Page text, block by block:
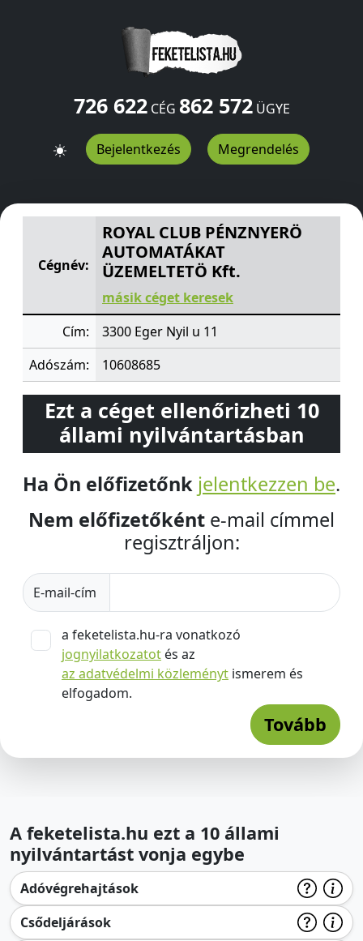
726 622CÉG 862 572ÜGYE
Bejelentkezés Megrendelés
ROYAL CLUB PÉNZNYERÖ AUTOMATÁKAT
Cégnév:
ROYAL CLUB PÉNZNYERÖ
AUTOMATÁKAT
ÜZEMELTETÖ Kft.
másik céget keresek
Cím:
3300 Eger Nyil u 11
Adószám:
10608685
Ezt a céget ellenőrizheti 10
állami nyilvántartásban
Ha Ön előfizetőnk jelentkezzen be.
Nem előfizetőként e-mail címmel
regisztráljon:
E-mail-cím
a feketelista.hu-ra vonatkozó
jognyilatkozatot és az
az adatvédelmi közleményt ismerem és
elfogadom.
Tovább
A feketelista.hu ezt a 10 állami
nyilvántartást vonja egybe
Adóvégrehajtások
Csődeljárások